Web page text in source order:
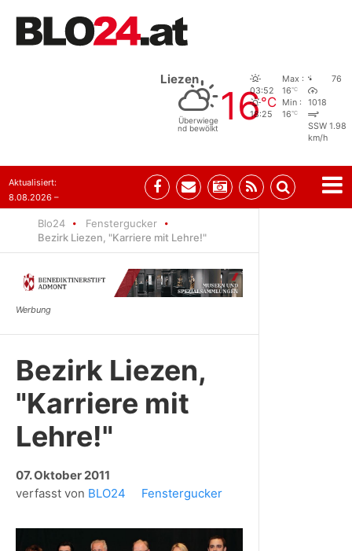
Liezen
Überwiege
nd bewölkt 16°C
03:52
18:25
Max :
16°C
Min :
16°C
76
1018
SSW 1.98
km/h
Aktualisiert:
8.08.2026 –
07:35
Blo24
Fenstergucker
Bezirk Liezen, "Karriere mit Lehre!"
Bezirk Liezen,
"Karriere mit
Lehre!"
07. Oktober 2011
verfasst von BLO24 Fenstergucker